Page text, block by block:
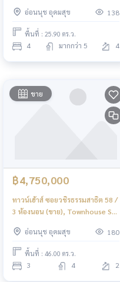
GNG130อ่อนนุช อุดมสุข 138
พื้นที่ : 25.90 ตร.ว.
4 มากกว่า 5 4
ขาย
฿4,750,000
ทาวน์เฮ้าส์ ซอยวชิรธรรมสาธิต 58 /
3 ห้องนอน (ขาย), Townhouse Soi
Bedrooms (FOR SALE) GNG105
อ่อนนุช อุดมสุข 180
พื้นที่ : 46.00 ตร.ว.
3 4 2